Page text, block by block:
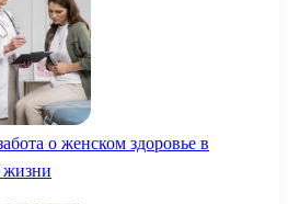
о женском здоровье в